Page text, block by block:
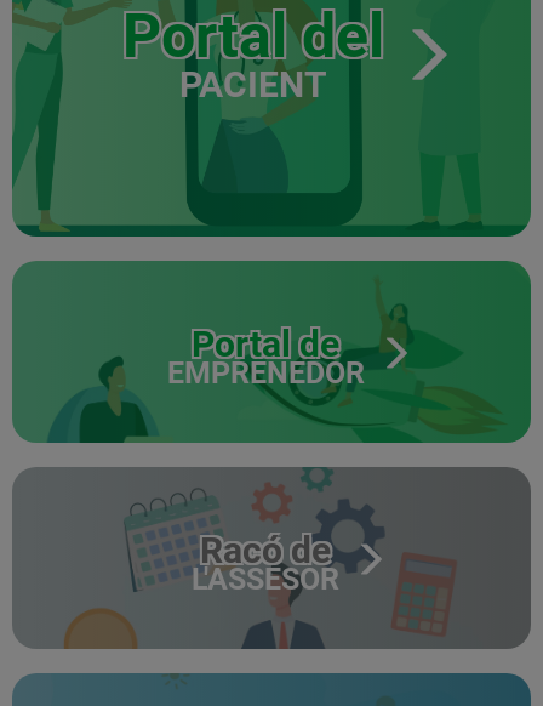
Portal del
PACIENT
Portal de
EMPRENEDOR
Racó de
L'ASSESOR